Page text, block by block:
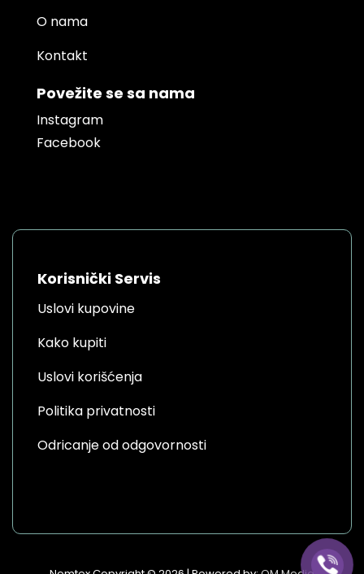
O nama
Kontakt
Povežite se sa nama
Instagram
Facebook
Korisnički Servis
Uslovi kupovine
Kako kupiti
Uslovi korišćenja
Politika privatnosti
Odricanje od odgovornosti